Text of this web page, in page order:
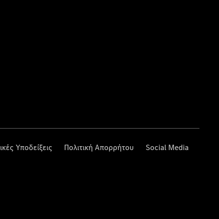
Υποδείξεις Πολιτική Απορρήτου Social Media